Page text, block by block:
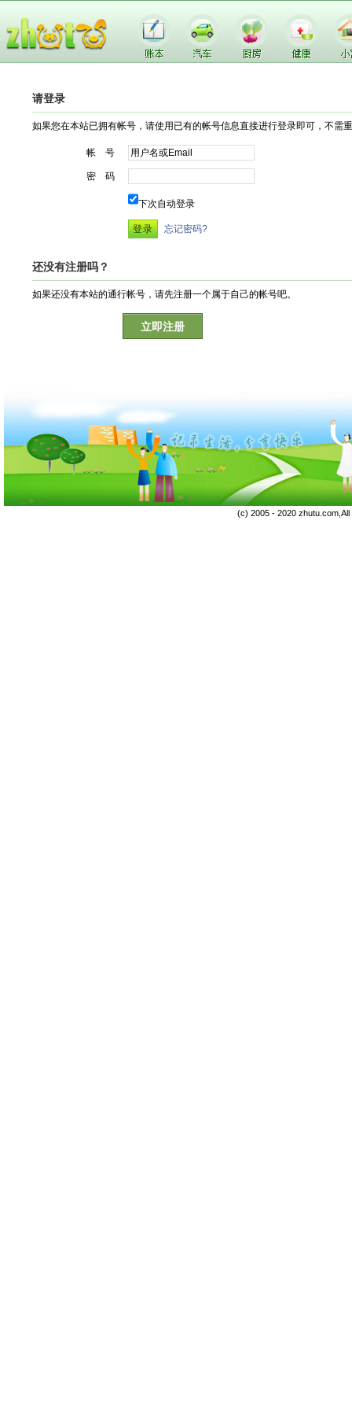
请登录
如果您在本站已拥有帐号，请使用已有的帐号信息直接进行登录即可，不需
帐 号
密 码
下次自动登录
忘记密码?
还没有注册吗？
如果还没有本站的通行帐号，请先注册一个属于自己的帐号吧。
立即注册
(c) 2005 - 2020